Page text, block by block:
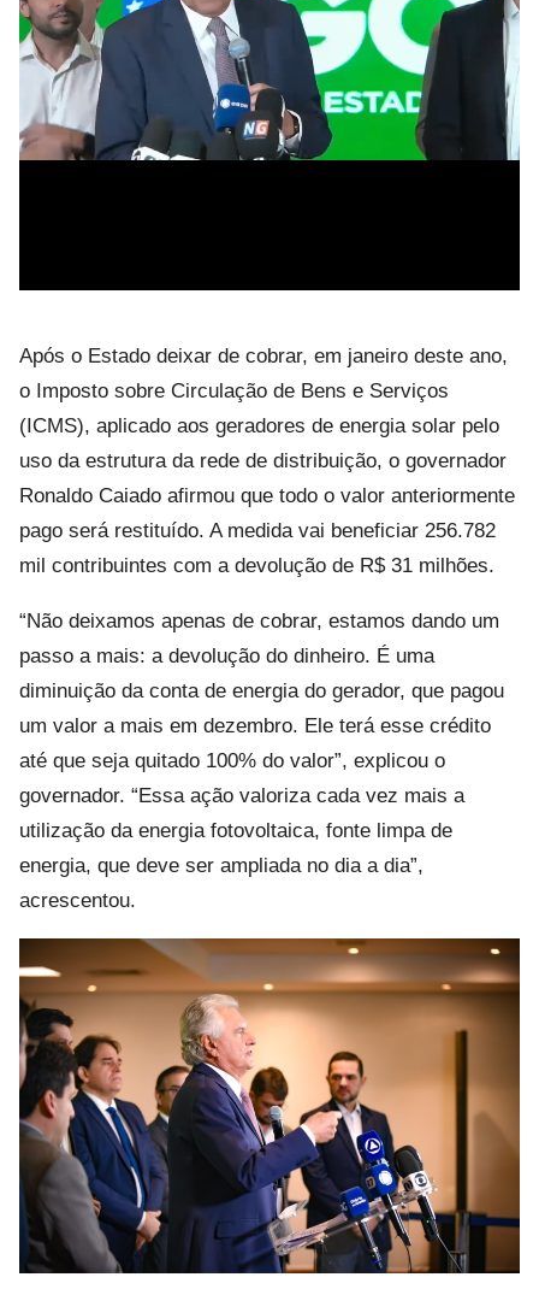
Após o Estado deixar de cobrar, em janeiro deste ano,
o Imposto sobre Circulação de Bens e Serviços
(ICMS), aplicado aos geradores de energia solar pelo
uso da estrutura da rede de distribuição, o governador
Ronaldo Caiado afirmou que todo o valor anteriormente
pago será restituído. A medida vai beneficiar 256.782
mil contribuintes com a devolução de R$ 31 milhões.
“Não deixamos apenas de cobrar, estamos dando um
passo a mais: a devolução do dinheiro. É uma
diminuição da conta de energia do gerador, que pagou
um valor a mais em dezembro. Ele terá esse crédito
até que seja quitado 100% do valor”, explicou o
governador. “Essa ação valoriza cada vez mais a
utilização da energia fotovoltaica, fonte limpa de
energia, que deve ser ampliada no dia a dia”,
acrescentou.